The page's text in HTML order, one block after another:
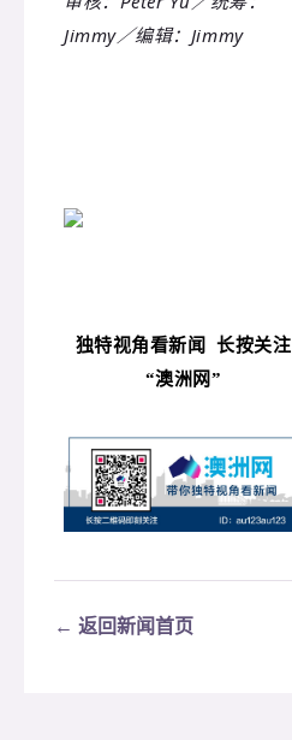
Jimmy／编辑：Jimmy
独特视角看新闻长按关注
“澳洲网”
← 返回新闻首页